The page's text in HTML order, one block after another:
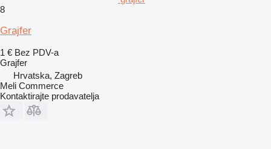
8
Grajfer
1 € Bez PDV-a
Grajfer
Hrvatska, Zagreb
Meli Commerce
Kontaktirajte prodavatelja